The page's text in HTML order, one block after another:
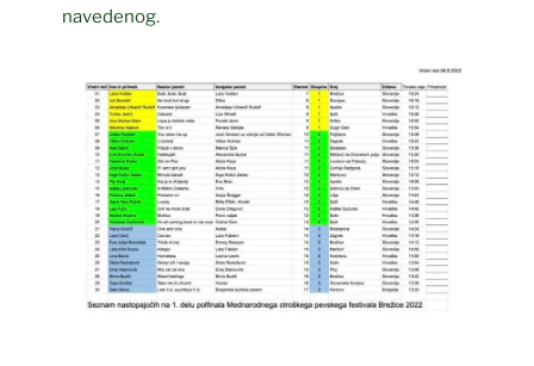
navedenog.